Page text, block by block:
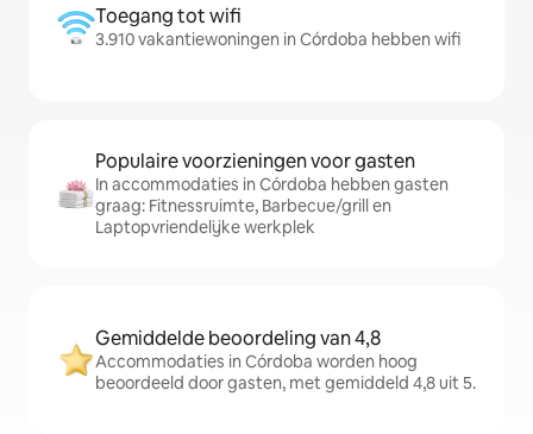
Toegang tot wifi
3.910 vakantiewoningen in Córdoba hebben wifi
Populaire voorzieningen voor gasten
In accommodaties in Córdoba hebben gasten
graag: Fitnessruimte, Barbecue/grill en
Laptopvriendelijke werkplek
Gemiddelde beoordeling van 4,8
Accommodaties in Córdoba worden hoog
beoordeeld door gasten, met gemiddeld 4,8 uit 5.